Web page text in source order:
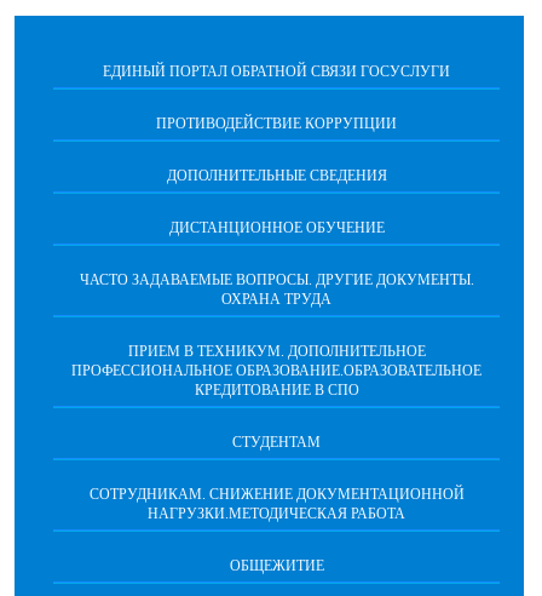
ЕДИНЫЙ ПОРТАЛ ОБРАТНОЙ СВЯЗИ ГОСУСЛУГИ
ПРОТИВОДЕЙСТВИЕ КОРРУПЦИИ
ДОПОЛНИТЕЛЬНЫЕ СВЕДЕНИЯ
ДИСТАНЦИОННОЕ ОБУЧЕНИЕ
ЧАСТО ЗАДАВАЕМЫЕ ВОПРОСЫ. ДРУГИЕ ДОКУМЕНТЫ.
ОХРАНА ТРУДА
ПРИЕМ В ТЕХНИКУМ. ДОПОЛНИТЕЛЬНОЕ
ПРОФЕССИОНАЛЬНОЕ ОБРАЗОВАНИЕ.ОБРАЗОВАТЕЛЬНОЕ
КРЕДИТОВАНИЕ В СПО
СТУДЕНТАМ
СОТРУДНИКАМ. СНИЖЕНИЕ ДОКУМЕНТАЦИОННОЙ
НАГРУЗКИ.МЕТОДИЧЕСКАЯ РАБОТА
ОБЩЕЖИТИЕ